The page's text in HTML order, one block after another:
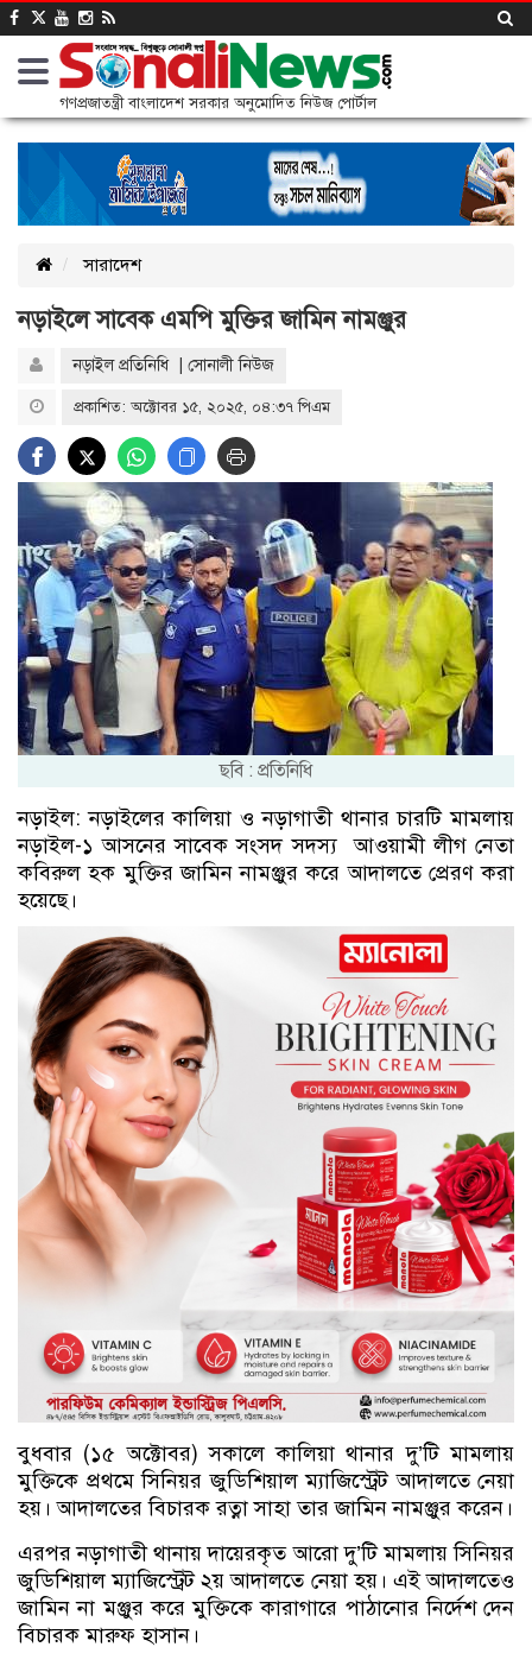
গণপ্রজাতন্ত্রী বাংলাদেশ সরকার অনুমোদিত নিউজ পোর্টাল
সারাদেশ
নড়াইলে সাবেক এমপি মুক্তির জামিন নামঞ্জুর
নড়াইল প্রতিনিধি | সোনালী নিউজ
প্রকাশিত: অক্টোবর ১৫, ২০২৫, ০৪:৩৭ পিএম
ছবি : প্রতিনিধি
নড়াইল: নড়াইলের কালিয়া ও নড়াগাতী থানার চারটি মামলায়
নড়াইল-১ আসনের সাবেক সংসদ সদস্য আওয়ামী লীগ নেতা
কবিরুল হক মুক্তির জামিন নামঞ্জুর করে আদালতে প্রেরণ করা
হয়েছে।
বুধবার (১৫ অক্টোবর) সকালে কালিয়া থানার দু’টি মামলায়
মুক্তিকে প্রথমে সিনিয়র জুডিশিয়াল ম্যাজিস্ট্রেট আদালতে নেয়া
হয়। আদালতের বিচারক রত্না সাহা তার জামিন নামঞ্জুর করেন।
এরপর নড়াগাতী থানায় দায়েরকৃত আরো দু’টি মামলায় সিনিয়র
জুডিশিয়াল ম্যাজিস্ট্রেট ২য় আদালতে নেয়া হয়। এই আদালতেও
জামিন না মঞ্জুর করে মুক্তিকে কারাগারে পাঠানোর নির্দেশ দেন
বিচারক মারুফ হাসান।